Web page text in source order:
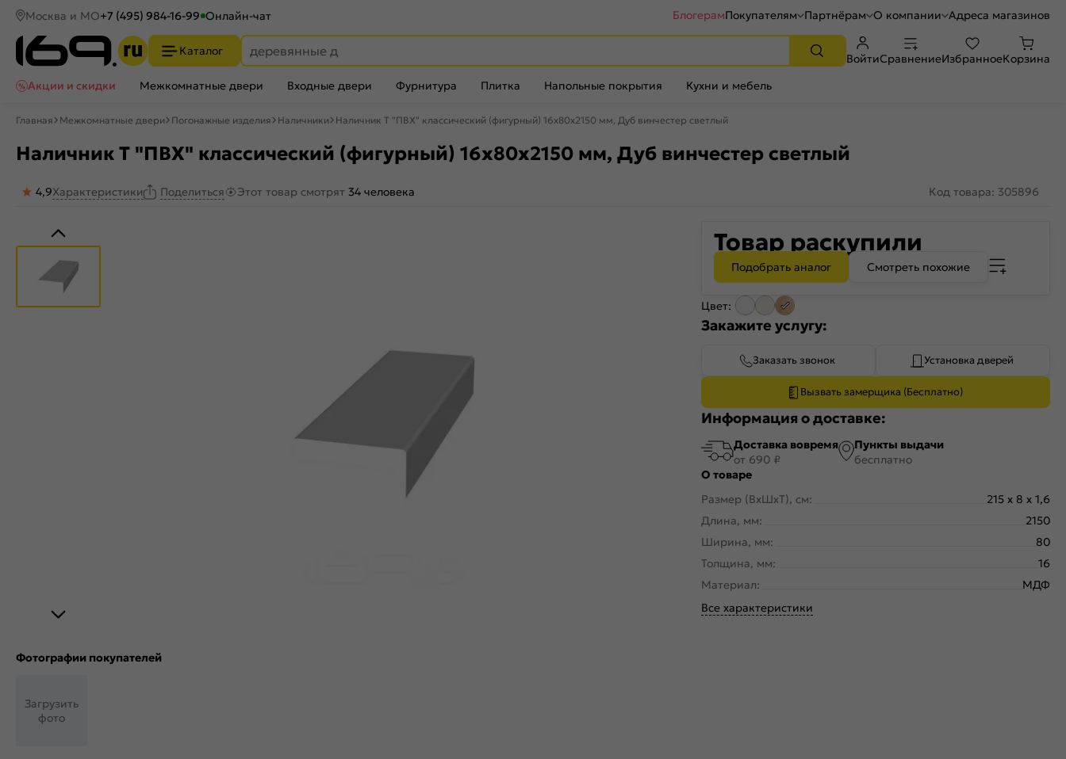
Москва и МО+7 (495) 984-16-99 Онлайн-чат БлогерамПокупателям Партнёрам О компании Адреса магазинов
Каталог
ВойтиСравнениеИзбранноеКорзина
Акции и скидки
Межкомнатные двери Входные двери Фурнитура Плитка Напольные покрытия Кухни и мебель
Главная Межкомнатные двери Погонажные изделия Наличники Наличник Т "ПВХ" классический (фигурный) 16х80x2150 мм, Дуб винчестер светлый
Наличник Т "ПВХ" классический (фигурный) 16х80x2150 мм, Дуб винчестер светлый
4,9Характеристики Поделиться Этот товар смотрят 34 человека Код товара: 305896
Фотографии покупателей
Загрузить
фото
Товар раскупили
Подобрать аналог Смотреть похожие
Цвет:
Закажите услугу:
Заказать звонок Установка дверей
Вызвать замерщика (Бесплатно)
Информация о доставке:
Доставка вовремя
от 690 ₽
Пункты выдачи
бесплатно
О товаре
Размер (ВхШхТ), см:
215 x 8 x 1,6
Длина, мм:
2150
Ширина, мм:
80
Толщина, мм:
16
Материал:
МДФ
Все характеристики